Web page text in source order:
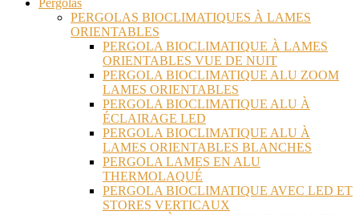
PERGOLAS BIOCLIMATIQUES À LAMES
ORIENTABLES
PERGOLA BIOCLIMATIQUE À LAMES
ORIENTABLES VUE DE NUIT
PERGOLA BIOCLIMATIQUE ALU ZOOM
LAMES ORIENTABLES
PERGOLA BIOCLIMATIQUE ALU À
ÉCLAIRAGE LED
PERGOLA BIOCLIMATIQUE ALU À
LAMES ORIENTABLES BLANCHES
PERGOLA LAMES EN ALU
THERMOLAQUÉ
PERGOLA BIOCLIMATIQUE AVEC LED ET
STORES VERTICAUX